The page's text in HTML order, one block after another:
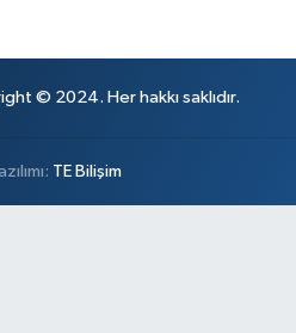
© 2024. Her hakkı saklıdır.
TE Bilişim